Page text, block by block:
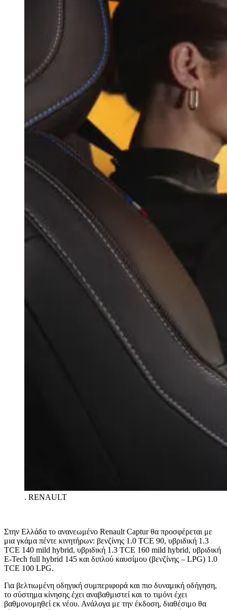
. RENAULT
Στην Ελλάδα το ανανεωμένο Renault Captur θα προσφέρεται με
μια γκάμα πέντε κινητήρων: βενζίνης 1.0 TCE 90, υβριδική 1.3
TCE 140 mild hybrid, υβριδική 1.3 TCE 160 mild hybrid, υβριδική
E-Tech full hybrid 145 και διπλού καυσίμου (βενζίνης – LPG) 1.0
TCE 100 LPG.
Για βελτιωμένη οδηγική συμπεριφορά και πιο δυναμική οδήγηση,
το σύστημα κίνησης έχει αναβαθμιστεί και το τιμόνι έχει
βαθμονομηθεί εκ νέου. Ανάλογα με την έκδοση, διαθέσιμο θα